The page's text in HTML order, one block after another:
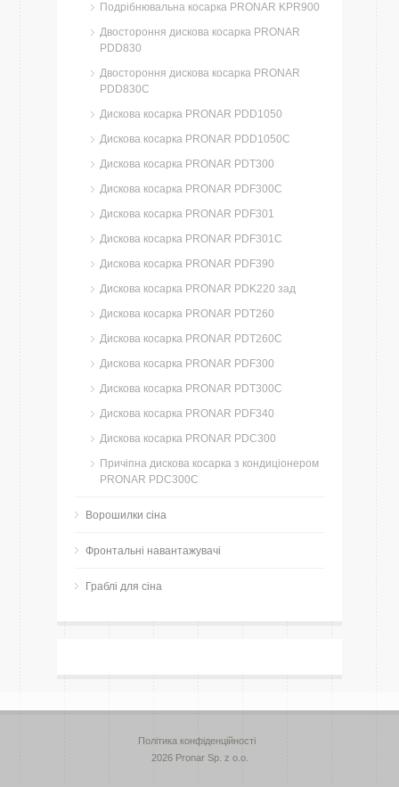
Подрібнювальна косарка PRONAR KPR900
Двостороння дискова косарка PRONAR
PDD830
Двостороння дискова косарка PRONAR
PDD830C
Дискова косарка PRONAR PDD1050
Дискова косарка PRONAR PDD1050C
Дискова косарка PRONAR PDT300
Дискова косарка PRONAR PDF300C
Дискова косарка PRONAR PDF301
Дискова косарка PRONAR PDF301C
Дискова косарка PRONAR PDF390
Дискова косарка PRONAR PDK220 зад
Дискова косарка PRONAR PDT260
Дискова косарка PRONAR PDT260C
Дискова косарка PRONAR PDF300
Дискова косарка PRONAR PDT300C
Дискова косарка PRONAR PDF340
Дискова косарка PRONAR PDC300
Причіпна дискова косарка з кондиціонером
PRONAR PDC300C
Ворошилки сіна
Фронтальні навантажувачі
Граблі для сіна
Політика конфіденційності
2026 Pronar Sp. z o.o.